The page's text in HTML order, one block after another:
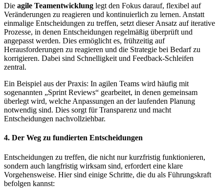
Die agile Teamentwicklung legt den Fokus darauf, flexibel auf
Veränderungen zu reagieren und kontinuierlich zu lernen. Anstatt
einmalige Entscheidungen zu treffen, setzt dieser Ansatz auf iterative
Prozesse, in denen Entscheidungen regelmäßig überprüft und
angepasst werden. Dies ermöglicht es, frühzeitig auf
Herausforderungen zu reagieren und die Strategie bei Bedarf zu
korrigieren. Dabei sind Schnelligkeit und Feedback-Schleifen
zentral.
Ein Beispiel aus der Praxis: In agilen Teams wird häufig mit
sogenannten „Sprint Reviews“ gearbeitet, in denen gemeinsam
überlegt wird, welche Anpassungen an der laufenden Planung
notwendig sind. Dies sorgt für Transparenz und macht
Entscheidungen nachvollziehbar.
4. Der Weg zu fundierten Entscheidungen
Entscheidungen zu treffen, die nicht nur kurzfristig funktionieren,
sondern auch langfristig wirksam sind, erfordert eine klare
Vorgehensweise. Hier sind einige Schritte, die du als Führungskraft
befolgen kannst: